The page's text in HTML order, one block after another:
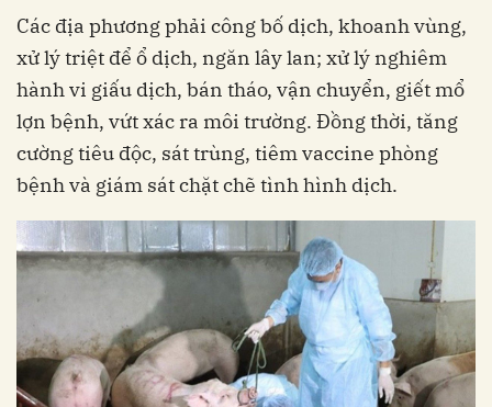
Các địa phương phải công bố dịch, khoanh vùng,
xử lý triệt để ổ dịch, ngăn lây lan; xử lý nghiêm
hành vi giấu dịch, bán tháo, vận chuyển, giết mổ
lợn bệnh, vứt xác ra môi trường. Đồng thời, tăng
cường tiêu độc, sát trùng, tiêm vaccine phòng
bệnh và giám sát chặt chẽ tình hình dịch.